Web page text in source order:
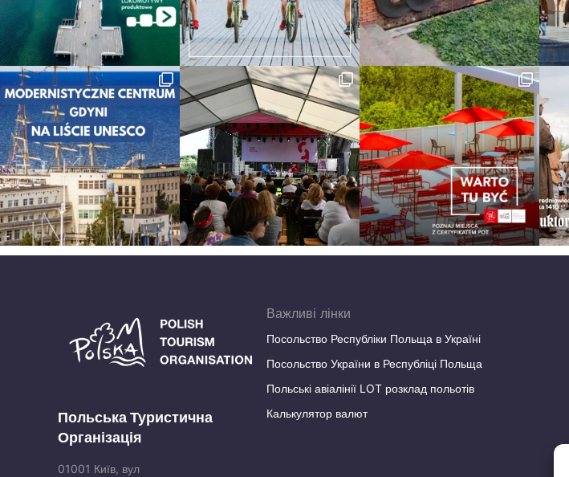
Польська Туристична
Організація
01001 Київ, вул
Важливі лінки
Посольство Республіки Польща в Україні
Посольство України в Республіці Польща
Польські авіалінії LOT розклад польотів
Калькулятор валют